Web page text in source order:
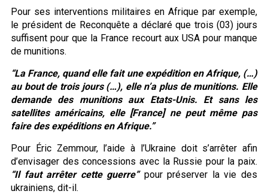
Pour ses interventions militaires en Afrique par exemple,
le président de Reconquête a déclaré que trois (03) jours
suffisent pour que la France recourt aux USA pour manque
de munitions.
“La France, quand elle fait une expédition en Afrique, (…)
au bout de trois jours (…), elle n’a plus de munitions. Elle
demande des munitions aux Etats-Unis. Et sans les
satellites américains, elle [France] ne peut même pas
faire des expéditions en Afrique.”
Pour Éric Zemmour, l’aide à l’Ukraine doit s’arrêter afin
d’envisager des concessions avec la Russie pour la paix.
“Il faut arrêter cette guerre”pour préserver la vie des
ukrainiens, dit-il.